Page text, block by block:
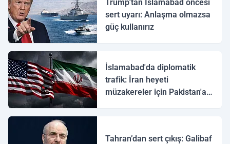
Trump'tan İslamabad öncesi
sert uyarı: Anlaşma olmazsa
güç kullanırız
İslamabad'da diplomatik
trafik: İran heyeti
müzakereler için Pakistan'a
Tahran’dan sert çıkış: Galibaf